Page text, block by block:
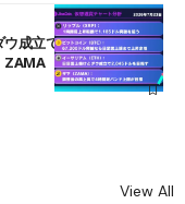
成立で1.185ドルを狙う
ZAMA
View All